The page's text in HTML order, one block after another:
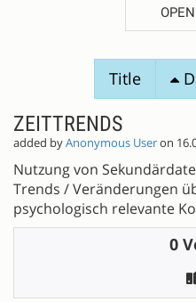
Title
ZEITTRENDS
added byAnonymous Useron
Nutzung von
Trends / Veränderungen
psychologisch relevante
0